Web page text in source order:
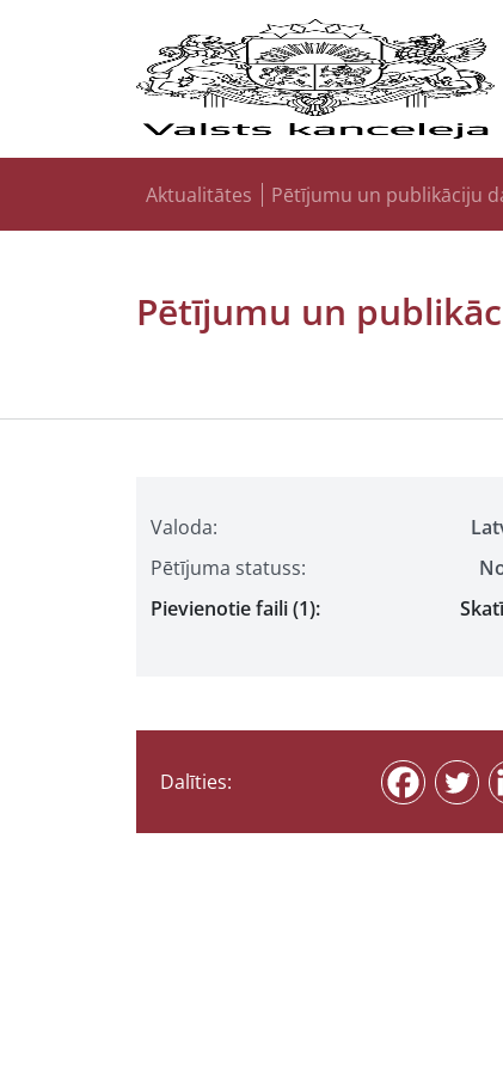
Aktualitātes Pētījumu un publikāciju
Pētījumu un
Valoda:
Pētījuma statuss:
Pievienotie faili (1):
Dalīties: